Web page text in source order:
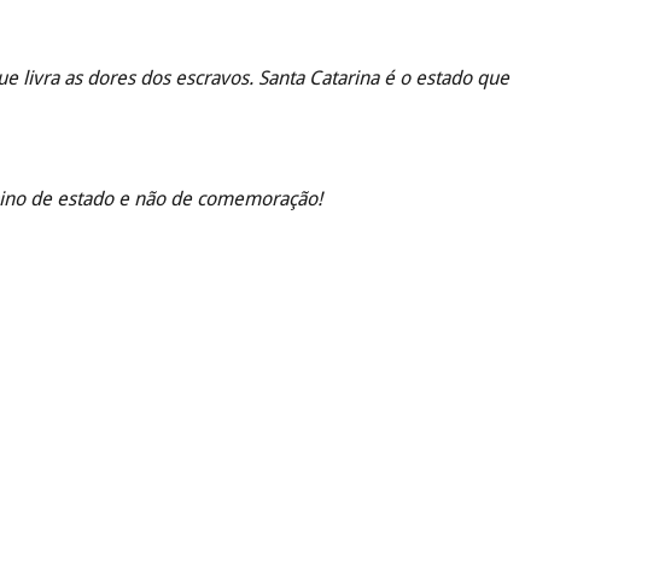
livra as dores dos escravos. Santa Catarina é o estado que
de estado e não de comemoração!